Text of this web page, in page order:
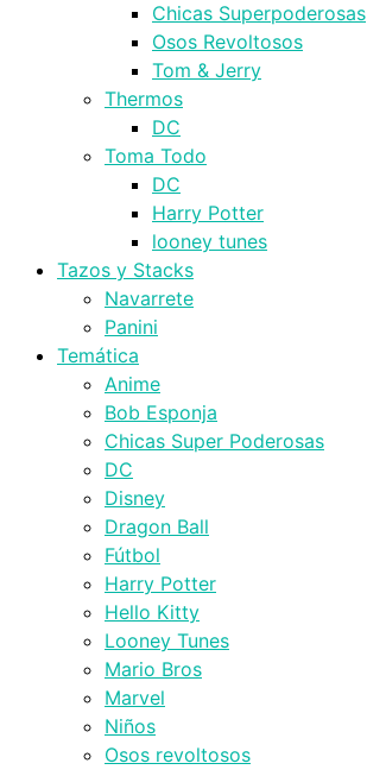
Chicas Superpoderosas
Osos Revoltosos
Tom & Jerry
Thermos
DC
Toma Todo
DC
Harry Potter
looney tunes
Tazos y Stacks
Navarrete
Panini
Temática
Anime
Bob Esponja
Chicas Super Poderosas
DC
Disney
Dragon Ball
Fútbol
Harry Potter
Hello Kitty
Looney Tunes
Mario Bros
Marvel
Niños
Osos revoltosos